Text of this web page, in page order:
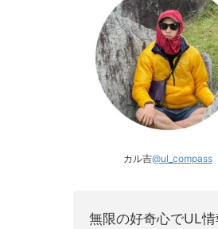
カル吉@ul_compass
無限の好奇心でUL情